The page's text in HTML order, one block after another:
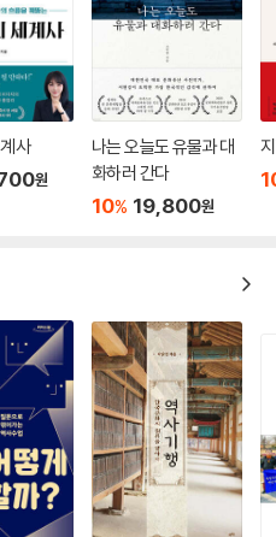
사
원
나는 오늘도 유물과 대
화하러 간다
10% 19,800원